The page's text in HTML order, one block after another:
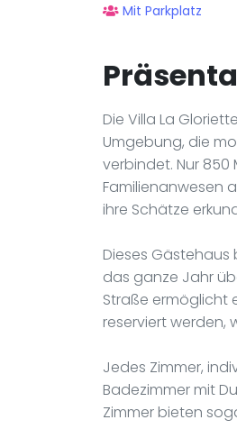
Mit Parkplatz
Die Villa La
Umgebung, die
verbindet. Nur
Familienanwesen
ihre Schätze
Dieses
das ganze Jahr
Straße ermöglicht
reserviert werden,
Jedes Zimmer,
Badezimmer mit
Zimmer bieten